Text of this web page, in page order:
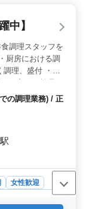
間も大切に
場は北海道空
場です。 ＜
200万円〜350
期待できま
保険も完備さ
利厚生も充
中】
調理スタッフを
厨房における調
調理、盛付 ・食
房内衛生管理
マイカー通勤
験がある方は条
上のベテラン
の調理業務) / 正
女性歓迎
補助・スタッフ